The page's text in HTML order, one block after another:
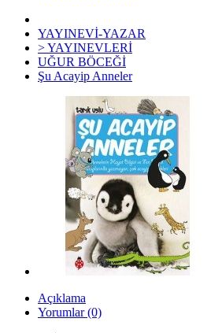
YAYINEVİ-YAZAR
> YAYINEVLERİ
UĞUR BÖCEĞİ
Şu Acayip Anneler
Açıklama
Yorumlar (0)